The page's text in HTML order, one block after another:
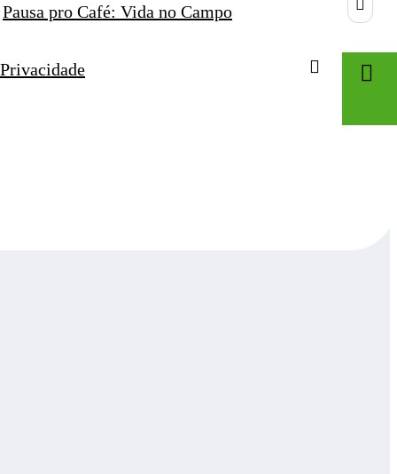
Pausa pro Café: Vida no Campo